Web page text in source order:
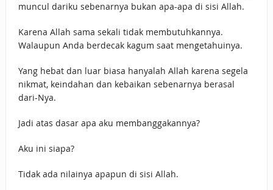
muncul dariku sebenarnya bukan apa-apa di sisi Allah.
Karena Allah sama sekali tidak membutuhkannya.
Walaupun Anda berdecak kagum saat mengetahuinya.
Yang hebat dan luar biasa hanyalah Allah karena segela
nikmat, keindahan dan kebaikan sebenarnya berasal
dari-Nya.
Jadi atas dasar apa aku membanggakannya?
Aku ini siapa?
Tidak ada nilainya apapun di sisi Allah.